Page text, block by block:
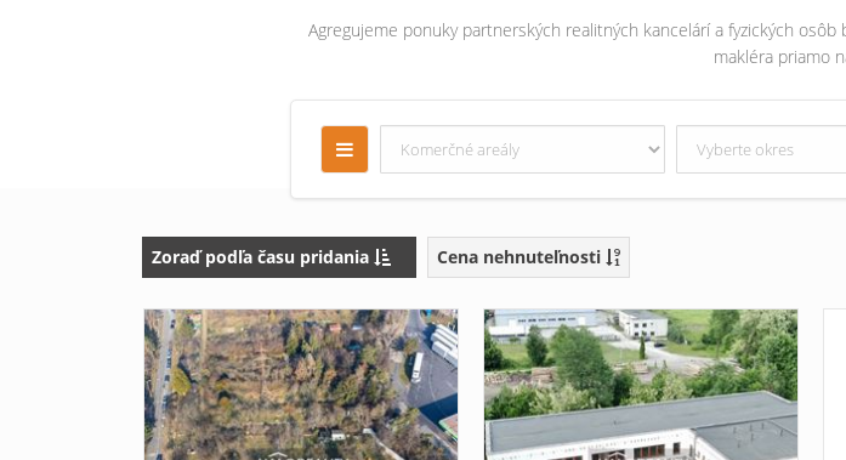
Agregujeme ponuky partnerských realitných kancelárí a fyzických
makléra priamo
Zoraď podľa času pridania Cena nehnuteľnosti